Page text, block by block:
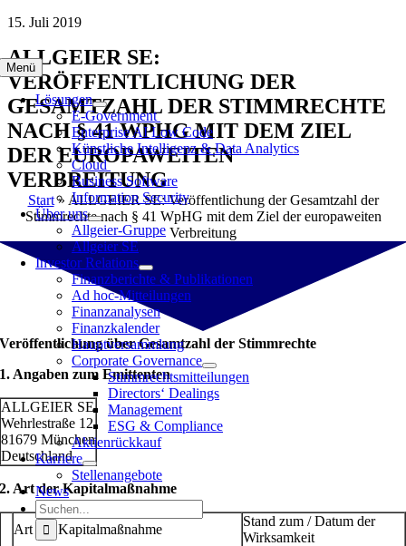
Zum
springen
Menü
Lösungen
E-Government
Enterprise AI Low Code
Künstliche Intelligenz & Data Analytics
Cloud
Business Software
Information Security
Über uns
Allgeier-Gruppe
Allgeier SE
Investor Relations
Finanzberichte & Publikationen
Ad hoc-Mitteilungen
Finanzanalysen
Finanzkalender
Hauptversammlung
Corporate Governance
Stimmrechtsmitteilungen
Directors‘ Dealings
Management
ESG & Compliance
Aktienrückkauf
Karriere
Stellenangebote
News
Suche
nach:
15. Juli 2019
ALLGEIER SE:
VERÖFFENTLICHUNG DER
GESAMTZAHL DER STIMMRECHTE
NACH § 41 WPHG MIT DEM ZIEL
DER EUROPAWEITEN
VERBREITUNG
Start» ALLGEIER SE: Veröffentlichung der Gesamtzahl der
Stimmrechte nach § 41 WpHG mit dem Ziel der europaweiten
Verbreitung
Veröffentlichung über Gesamtzahl der Stimmrechte
1. Angaben zum Emittenten
ALLGEIER SE
Wehrlestraße 12
81679 München
Deutschland
2. Art der Kapitalmaßnahme
Art der Kapitalmaßnahme
Stand zum / Datum der
Wirksamkeit